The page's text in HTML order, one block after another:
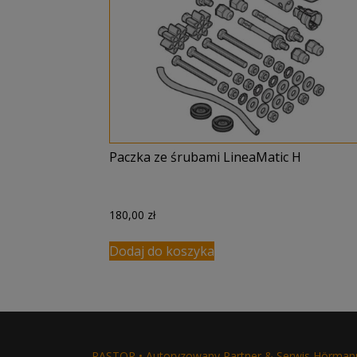
Paczka ze śrubami LineaMatic H
180,00 zł
Dodaj do koszyka